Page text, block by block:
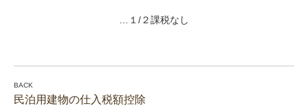
…１/２課税なし
民泊用建物の仕入税額控除